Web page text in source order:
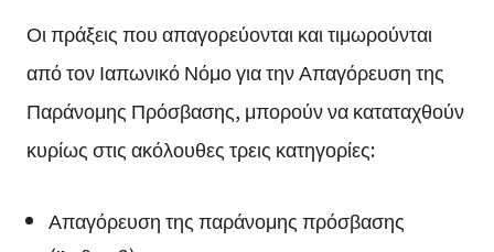
Οι πράξεις που απαγορεύονται και τιμωρούνται
από τον Ιαπωνικό Νόμο για την Απαγόρευση της
Παράνομης Πρόσβασης, μπορούν να καταταχθούν
κυρίως στις ακόλουθες τρεις κατηγορίες:
Απαγόρευση της παράνομης πρόσβασης